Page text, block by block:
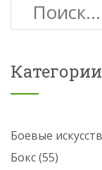
Категории
Боевые
Бокс(55)